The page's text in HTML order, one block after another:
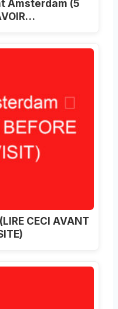
Amsterdam (5
CECI AVANT